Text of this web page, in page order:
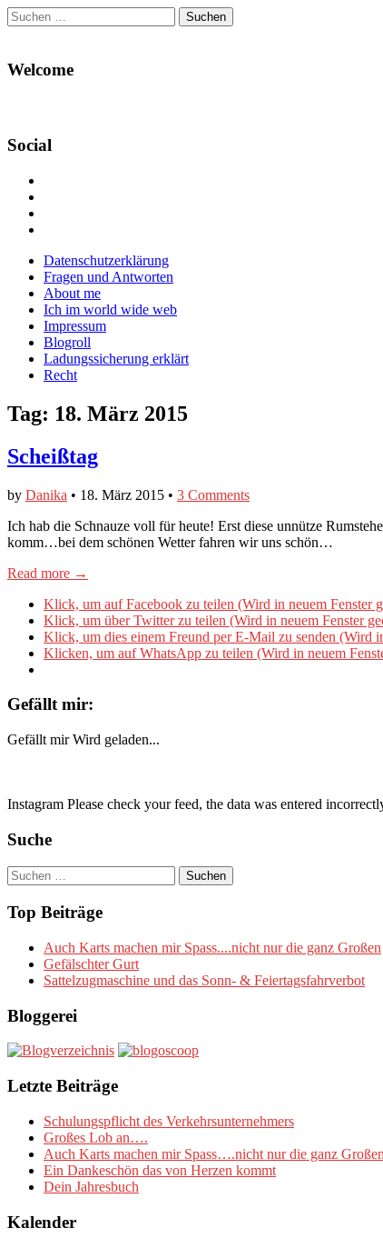
Suchen
nach:
Welcome
Social
Facebook
anzeigen
Twitter
anzeigen
auf
Instagram
anzeigen
Main
menu
Skip
content
Datenschutzerklärung
Fragen und Antworten
About me
Ich im world wide web
Impressum
Blogroll
Ladungssicherung erklärt
Recht
Tag: 18. März 2015
Scheißtag
by Danika • 18. März 2015 • 3 Comments
Ich hab die Schnauze voll für heute! Erst diese unnütze
komm…bei dem schönen Wetter fahren wir uns schön…
Read more →
Klick, um auf Facebook zu teilen (Wird in neuem Fenster
Klick, um über Twitter zu teilen (Wird in neuem Fenster
Klick, um dies einem Freund per E-Mail zu senden (Wird
Klicken, um auf WhatsApp zu teilen (Wird in neuem
Gefällt mir:
Gefällt mir Wird geladen...
Instagram Please check your feed, the data was entered
Suche
Suchen
nach:
Top Beiträge
Auch Karts machen mir Spass....nicht nur die ganz Großen
Gefälschter Gurt
Sattelzugmaschine und das Sonn- & Feiertagsfahrverbot
Bloggerei
Letzte Beiträge
Schulungspflicht des Verkehrsunternehmers
Großes Lob an….
Auch Karts machen mir Spass….nicht nur die ganz Großen
Ein Dankeschön das von Herzen kommt
Dein Jahresbuch
Kalender